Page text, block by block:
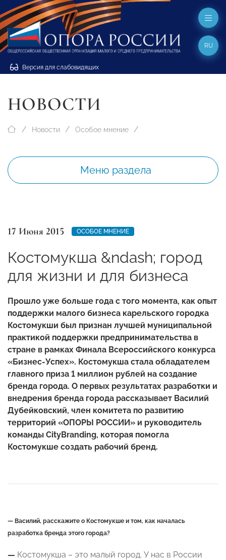
Версия для слабовидящих
RU
НОВОСТИ
Новости Особое мнение
Меню раздела
17 Июня 2015 ОСОБОЕ МНЕНИЕ
Костомукша &ndash; город
для жизни и для бизнеса
Прошло уже больше года с того момента, как опыт
поддержки малого бизнеса карельского городка
Костомукши был признан лучшей муниципальной
практикой поддержки предпринимательства в
стране в рамках Финала Всероссийского конкурса
«Бизнес-Успех». Костомукша стала обладателем
главного приза 1 миллион рублей на создание
бренда города. О первых результатах разработки и
внедрения бренда города рассказывает Василий
Дубейковский, член комитета по развитию
территорий «ОПОРЫ РОССИИ» и руководитель
команды CityBranding, которая помогла
Костомукше создать рабочий бренд.
— Василий, расскажите о Костомукше и том, как началась
разработка бренда этого города?
— Костомукша – это малый город. У нас в России